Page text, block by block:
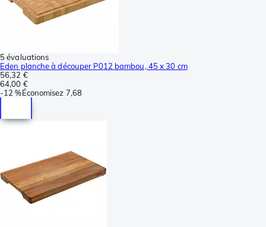
5 évaluations
Eden planche à découper P012 bambou, 45 x 30 cm
56,32 €
64,00 €
-12 %Économisez 7,68